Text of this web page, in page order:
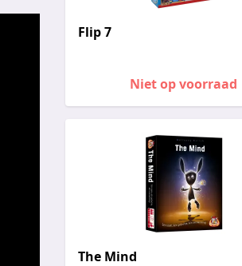
Flip 7
Niet op voorraad
The Mind